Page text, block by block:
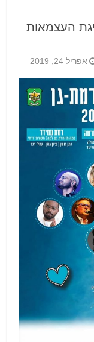
העצמאות
אפריל 24, 2019